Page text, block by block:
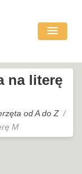
na literę
od A do Z
M